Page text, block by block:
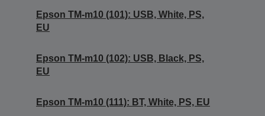
Epson TM-m10 (101): USB, White, PS,
EU
Epson TM-m10 (102): USB, Black, PS,
EU
Epson TM-m10 (111): BT, White, PS, EU